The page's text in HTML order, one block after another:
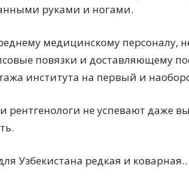
руками и ногами.
медицинскому персоналу,
повязки и доставляющему
института на первый и
рентгенологи не успевают даже
Узбекистана редкая и коварная…